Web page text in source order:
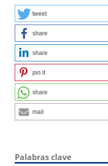
tweet
share
share
pin it
share
mail
Palabras clave